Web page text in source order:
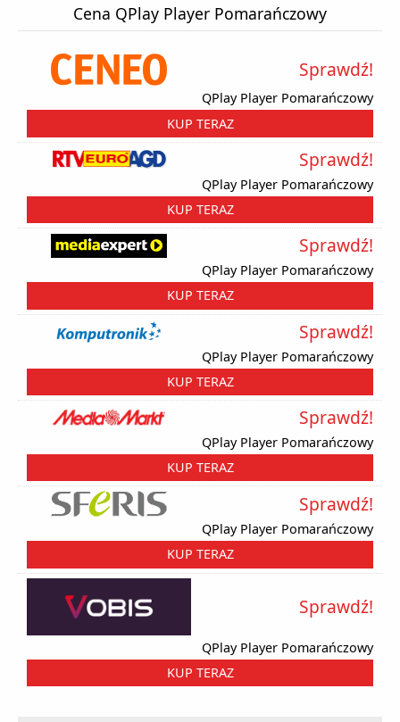
Cena QPlay Player Pomarańczowy
QPlay Player Pomarańczowy
Sprawdź!
KUP TERAZ
QPlay Player Pomarańczowy
Sprawdź!
KUP TERAZ
QPlay Player Pomarańczowy
Sprawdź!
KUP TERAZ
QPlay Player Pomarańczowy
Sprawdź!
KUP TERAZ
QPlay Player Pomarańczowy
Sprawdź!
KUP TERAZ
QPlay Player Pomarańczowy
Sprawdź!
KUP TERAZ
QPlay Player Pomarańczowy
Sprawdź!
KUP TERAZ